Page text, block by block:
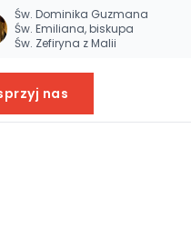
Św. Dominika Guzmana
Św. Emiliana, biskupa
Św. Zefiryna z Malii
nas